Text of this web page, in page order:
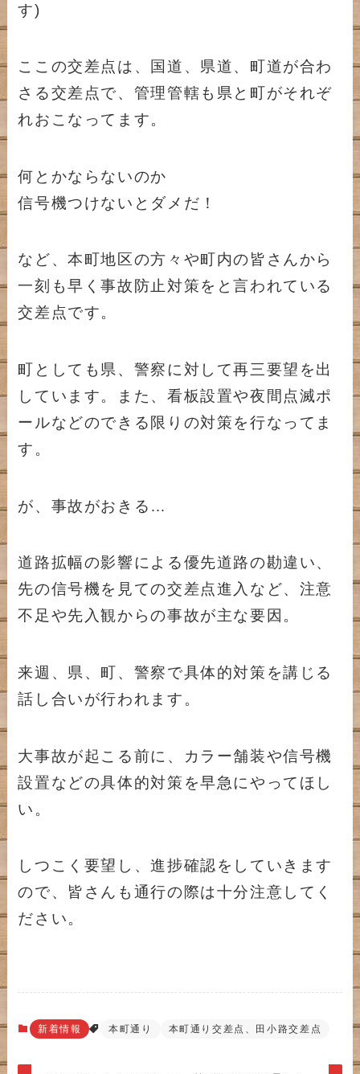
す)
ここの交差点は、国道、県道、町道が合わ
さる交差点で、管理管轄も県と町がそれぞ
れおこなってます。
何とかならないのか
信号機つけないとダメだ！
など、本町地区の方々や町内の皆さんから
一刻も早く事故防止対策をと言われている
交差点です。
町としても県、警察に対して再三要望を出
しています。また、看板設置や夜間点滅ポ
ールなどのできる限りの対策を行なってま
す。
が、事故がおきる…
道路拡幅の影響による優先道路の勘違い、
先の信号機を見ての交差点進入など、注意
不足や先入観からの事故が主な要因。
来週、県、町、警察で具体的対策を講じる
話し合いが行われます。
大事故が起こる前に、カラー舗装や信号機
設置などの具体的対策を早急にやってほし
い。
しつこく要望し、進捗確認をしていきます
ので、皆さんも通行の際は十分注意してく
ださい。
新着情報 本町通り 本町通り交差点、田小路交差点